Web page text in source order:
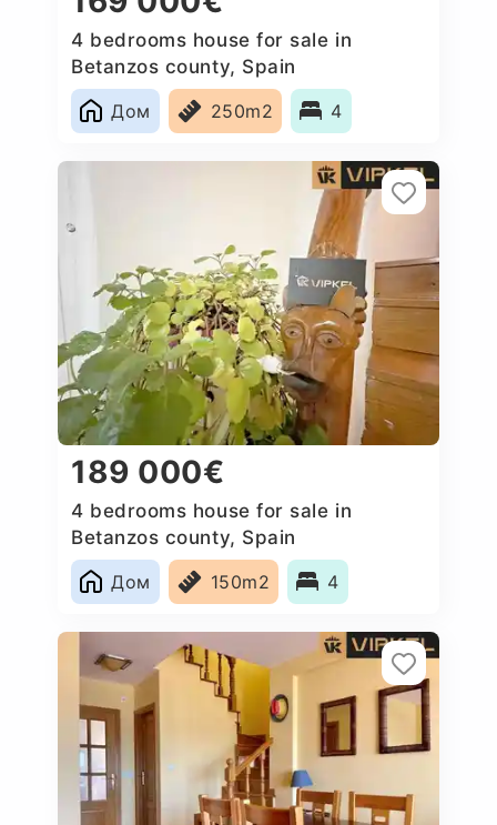
4 bedrooms house for sale in
Betanzos county, Spain
Дом
250m2 4
189 000€
4 bedrooms house for sale in
Betanzos county, Spain
Дом
150m2 4